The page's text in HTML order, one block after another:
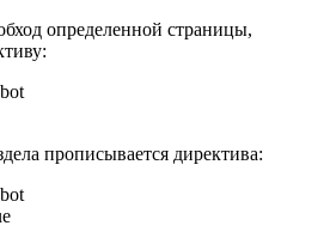
определенной страницы,
прописывается директива: